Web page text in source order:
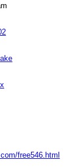
free546.html